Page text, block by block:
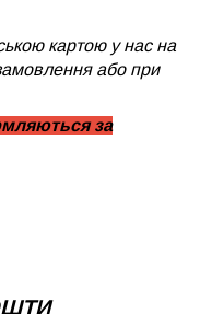
картою у нас на
або при
за